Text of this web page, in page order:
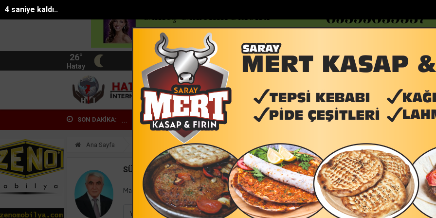
3 saniye kaldı..
26°
Hatay
BIST 13.744 DOLAR 46.2686 EURO 53.5186
HATAY GÜNDEM MAGAZİN KADIN-YAŞAM SAĞLIK
SON DAKİKA:
yol verme yüzünden tartıştığ... Bahçede yaşanan yangında alevler 2 otomobile... Havamaş, yaz yoğunluğunu ek seferlerle karşıl...
Yazarlar Web TV
Ana Sayfa Süleyman GÖKSU
SÜLEYMAN GÖKSU
Mail: suleymangoksu@gmail.com